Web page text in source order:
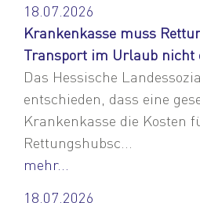
18.07.2026
Krankenkasse muss
Transport im Urlaub nicht
Das Hessische
entschieden, dass eine
Krankenkasse die Kosten
Rettungshubsc...
mehr...
18.07.2026